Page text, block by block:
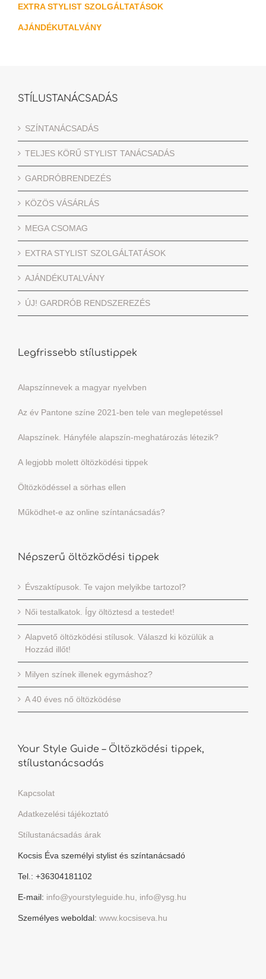
EXTRA STYLIST SZOLGÁLTATÁSOK
AJÁNDÉKUTALVÁNY
STÍLUSTANÁCSADÁS
SZÍNTANÁCSADÁS
TELJES KÖRŰ STYLIST TANÁCSADÁS
GARDRÓBRENDEZÉS
KÖZÖS VÁSÁRLÁS
MEGA CSOMAG
EXTRA STYLIST SZOLGÁLTATÁSOK
AJÁNDÉKUTALVÁNY
ÚJ! GARDRÓB RENDSZEREZÉS
Legfrissebb stílustippek
Alapszínnevek a magyar nyelvben
Az év Pantone színe 2021-ben tele van meglepetéssel
Alapszínek. Hányféle alapszín-meghatározás létezik?
A legjobb molett öltözködési tippek
Öltözködéssel a sörhas ellen
Működhet-e az online színtanácsadás?
Népszerű öltözködési tippek
Évszaktípusok. Te vajon melyikbe tartozol?
Női testalkatok. Így öltöztesd a testedet!
Alapvető öltözködési stílusok. Válaszd ki közülük a
Hozzád illőt!
Milyen színek illenek egymáshoz?
A 40 éves nő öltözködése
Your Style Guide – Öltözködési tippek,
stílustanácsadás
Kapcsolat
Adatkezelési tájékoztató
Stílustanácsadás árak
Kocsis Éva személyi stylist és színtanácsadó
Tel.: +36304181102
E-mail: info@yourstyleguide.hu, info@ysg.hu
Személyes weboldal: www.kocsiseva.hu